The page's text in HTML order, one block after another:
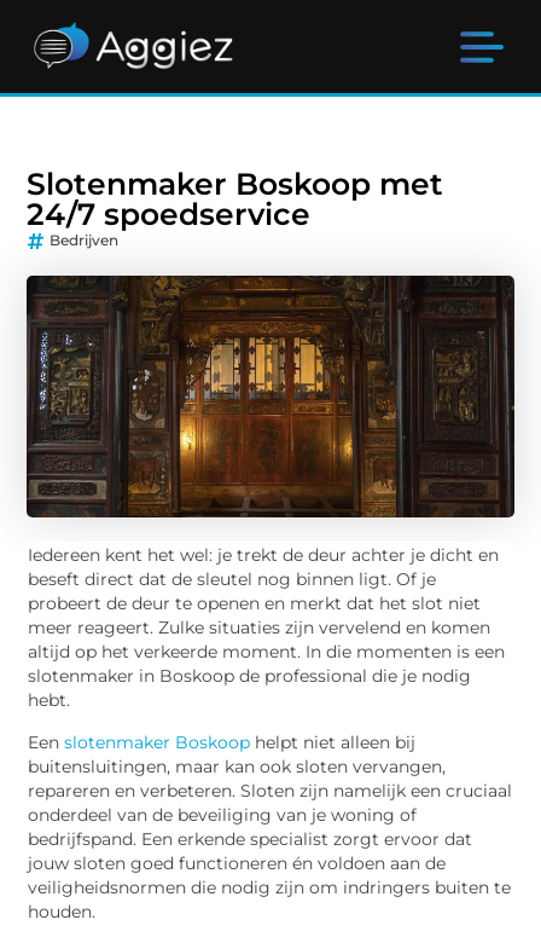
Slotenmaker Boskoop met
24/7 spoedservice
Bedrijven
Iedereen kent het wel: je trekt de deur achter je dicht en
beseft direct dat de sleutel nog binnen ligt. Of je
probeert de deur te openen en merkt dat het slot niet
meer reageert. Zulke situaties zijn vervelend en komen
altijd op het verkeerde moment. In die momenten is een
slotenmaker in Boskoop de professional die je nodig
hebt.
Eenslotenmaker Boskoop helpt niet alleen bij
buitensluitingen, maar kan ook sloten vervangen,
repareren en verbeteren. Sloten zijn namelijk een cruciaal
onderdeel van de beveiliging van je woning of
bedrijfspand. Een erkende specialist zorgt ervoor dat
jouw sloten goed functioneren én voldoen aan de
veiligheidsnormen die nodig zijn om indringers buiten te
houden.